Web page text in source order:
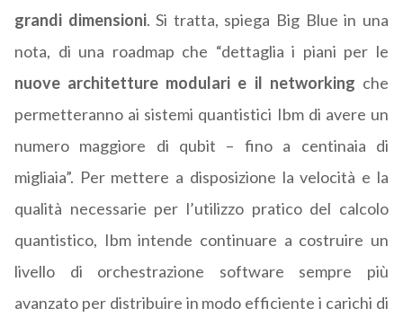
grandi dimensioni. Si tratta, spiega Big Blue in una
nota, di una roadmap che “dettaglia i piani per le
nuove architetture modulari e il networking che
permetteranno ai sistemi quantistici Ibm di avere un
numero maggiore di qubit – fino a centinaia di
migliaia”. Per mettere a disposizione la velocità e la
qualità necessarie per l’utilizzo pratico del calcolo
quantistico, Ibm intende continuare a costruire un
livello di orchestrazione software sempre più
avanzato per distribuire in modo efficiente i carichi di